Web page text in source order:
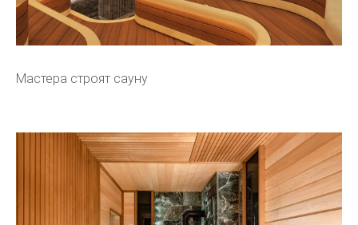
Мастера строят сауну